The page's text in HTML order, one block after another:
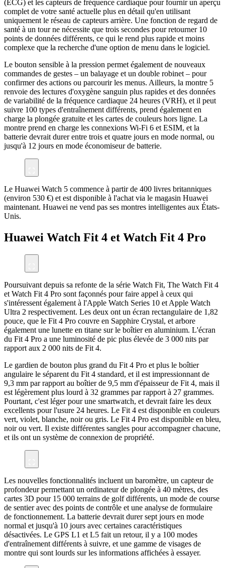
(ECG) et les capteurs de fréquence cardiaque pour fournir un aperçu
complet de votre santé actuelle plus en détail qu'en utilisant
uniquement le réseau de capteurs arrière. Une fonction de regard de
santé à un tour ne nécessite que trois secondes pour retourner 10
points de données différents, ce qui le rend plus rapide et moins
complexe que la recherche d'une option de menu dans le logiciel.
Le bouton sensible à la pression permet également de nouveaux
commandes de gestes – un balayage et un double robinet – pour
confirmer des actions ou parcourir les menus. Ailleurs, la montre 5
renvoie des lectures d'oxygène sanguin plus rapides et des données
de variabilité de la fréquence cardiaque 24 heures (VRH), et il peut
suivre 100 types d'entraînement différents, prend également en
charge la plongée gratuite et les cartes de couleurs hors ligne. La
montre prend en charge les connexions Wi-Fi 6 et ESIM, et la
batterie devrait durer entre trois et quatre jours en mode normal, ou
jusqu'à 12 jours en mode économiseur de batterie.
Le Huawei Watch 5 commence à partir de 400 livres britanniques
(environ 530 €) et est disponible à l'achat via le magasin Huawei
maintenant. Huawei ne vend pas ses montres intelligentes aux États-
Unis.
Huawei Watch Fit 4 et Watch Fit 4 Pro
Poursuivant depuis sa refonte de la série Watch Fit, The Watch Fit 4
et Watch Fit 4 Pro sont façonnés pour faire appel à ceux qui
s'intéressent également à l'Apple Watch Series 10 et Apple Watch
Ultra 2 respectivement. Les deux ont un écran rectangulaire de 1,82
pouce, que le Fit 4 Pro couvre en Sapphire Crystal, et arbore
également une lunette en titane sur le boîtier en aluminium. L'écran
du Fit 4 Pro a une luminosité de pic plus élevée de 3 000 nits par
rapport aux 2 000 nits de Fit 4.
Le gardien de bouton plus grand du Fit 4 Pro et plus le boîtier
angulaire le séparent du Fit 4 standard, et il est impressionnant de
9,3 mm par rapport au boîtier de 9,5 mm d'épaisseur de Fit 4, mais il
est légèrement plus lourd à 32 grammes par rapport à 27 grammes.
Pourtant, c'est léger pour une smartwatch, et devrait faire les deux
excellents pour l'usure 24 heures. Le Fit 4 est disponible en couleurs
vert, violet, blanche, noir ou gris. Le Fit 4 Pro est disponible en bleu,
noir ou vert. Il existe différentes sangles pour accompagner chacune,
et ils ont un système de connexion de propriété.
Les nouvelles fonctionnalités incluent un baromètre, un capteur de
profondeur permettant un ordinateur de plongée à 40 mètres, des
cartes 3D pour 15 000 terrains de golf différents, un mode de course
de sentier avec des points de contrôle et une analyse de formulaire
de fonctionnement. La batterie devrait durer sept jours en mode
normal et jusqu'à 10 jours avec certaines caractéristiques
désactivées. Le GPS L1 et L5 fait un retour, il y a 100 modes
d'entraînement différents à suivre, et une gamme de visages de
montre qui sont lourds sur les informations affichées à essayer.